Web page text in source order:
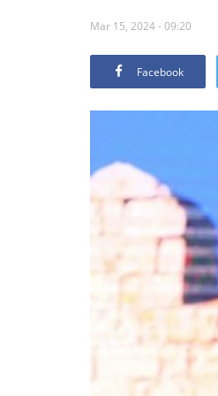
Mar 15, 2024 - 09:20
Facebook